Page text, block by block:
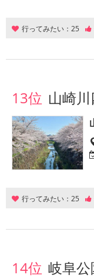
行ってみたい： 25
13位 山崎
行ってみたい： 25
14位 岐阜